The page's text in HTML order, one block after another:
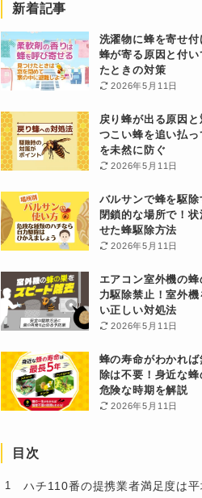
新着記事
洗濯物に蜂を寄せ付
蜂が寄る原因と付い
たときの対策
2026年5月11日
戻り蜂が出る原因と
つこい蜂を追い払っ
を未然に防ぐ
2026年5月11日
バルサンで蜂を駆除
閉鎖的な場所で！
せた蜂駆除方法
2026年5月11日
エアコン室外機の蜂
力駆除禁止！室外機
い正しい対処法
2026年5月11日
蜂の寿命がわかれば
除は不要！身近な蜂
危険な時期を解説
2026年5月11日
目次
ハチ110番の提携業者満足度は